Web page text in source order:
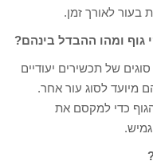
בעור לאורך זמן.
גוף ומהו ההבדל בינהם?
של תכשירים יעודיים
מיועד לסוג עור אחר.
כדי למקסם את